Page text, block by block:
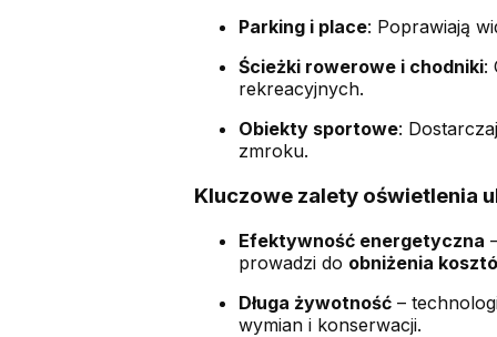
Parking i place: Poprawiają
Ścieżki rowerowe i chodniki:
rekreacyjnych.
Obiekty sportowe:
zmroku.
Kluczowe zalety oświetlenia
Efektywność energetyczna
prowadzi do obniżenia
Długa żywotność–
wymian i konserwacji.